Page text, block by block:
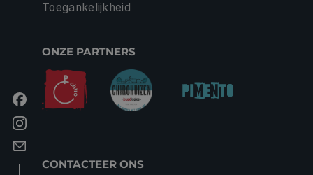
Toegankelijkheid
ONZE PARTNERS
CONTACTEER ONS